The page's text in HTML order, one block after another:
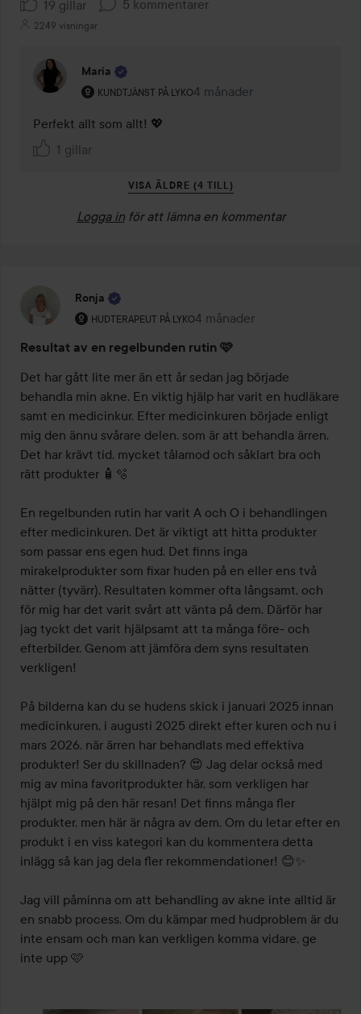
19 gillar 5 kommentarer
2249 visningar
Maria
KUNDTJÄNST PÅ LYKO
Användarens roll: Kundtjänst på Lyko.
4 månader
Kommentaren lades 4
Perfekt allt som allt! 💖
1 gillar
VISA ÄLDRE (4 TILL)
Logga in för att lämna en kommentar
Ronja
HUDTERAPEUT PÅ LYKO
Användarens roll: Hudterapeut på Lyko.
4 månader
Inlägget skapades 4 månader
Resultat av en regelbunden rutin 🩷
Det har gått lite mer än ett år sedan jag började
behandla min akne. En viktig hjälp har varit en hudläkare
samt en medicinkur. Efter medicinkuren började enligt
mig den ännu svårare delen, som är att behandla ärren.
Det har krävt tid, mycket tålamod och såklart bra och
rätt produkter 🧴🫧
En regelbunden rutin har varit A och O i behandlingen
efter medicinkuren. Det är viktigt att hitta produkter
som passar ens egen hud. Det finns inga
mirakelprodukter som fixar huden på en eller ens två
nätter (tyvärr). Resultaten kommer ofta långsamt, och
för mig har det varit svårt att vänta på dem. Därför har
jag tyckt det varit hjälpsamt att ta många före- och
efterbilder. Genom att jämföra dem syns resultaten
verkligen!
På bilderna kan du se hudens skick i januari 2025 innan
medicinkuren, i augusti 2025 direkt efter kuren och nu i
mars 2026, när ärren har behandlats med effektiva
produkter! Ser du skillnaden? 😍 Jag delar också med
mig av mina favoritprodukter här, som verkligen har
hjälpt mig på den här resan! Det finns många fler
produkter, men här är några av dem. Om du letar efter en
produkt i en viss kategori kan du kommentera detta
inlägg så kan jag dela fler rekommendationer! 😊✨
Jag vill påminna om att behandling av akne inte alltid är
en snabb process. Om du kämpar med hudproblem är du
inte ensam och man kan verkligen komma vidare, ge
inte upp 🩷